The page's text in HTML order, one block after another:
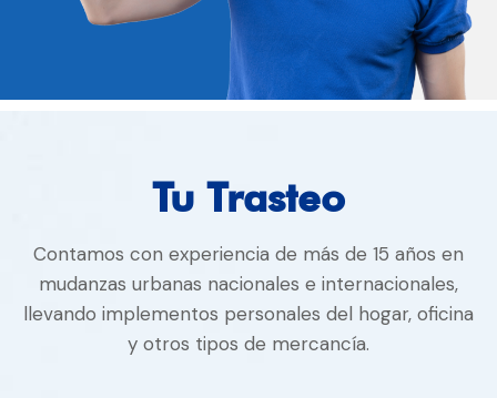
Tu Trasteo
Contamos con experiencia de más de 15 años en
mudanzas urbanas nacionales e internacionales,
llevando implementos personales del hogar, oficina
y otros tipos de mercancía.